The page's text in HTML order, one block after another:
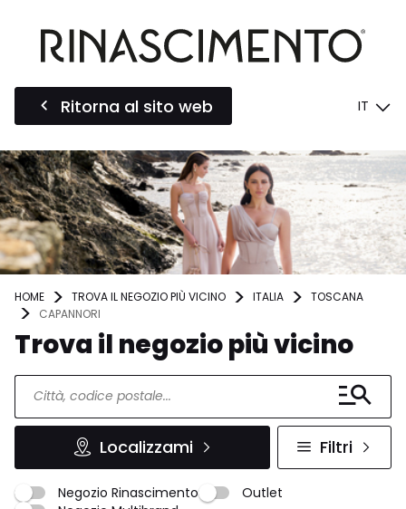
Ritorna al sito web IT
HOME TROVA IL NEGOZIO PIÙ VICINO ITALIA
TOSCANA
CAPANNORI
Trova il negozio più vicino
Localizzami Filtri
Negozio Rinascimento
Outlet